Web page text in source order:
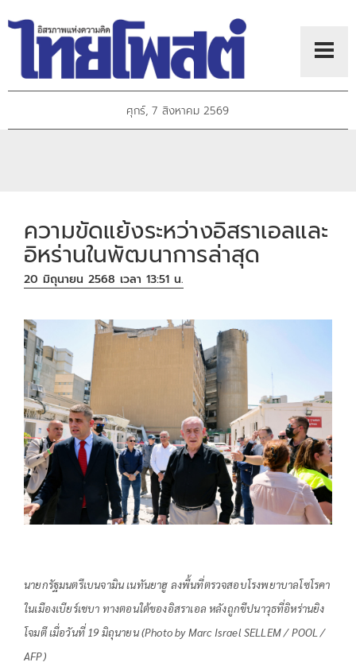
ศุกร์, 7 สิงหาคม 2569
ความขัดแย้งระหว่างอิสราเอลและ
อิหร่านในพัฒนาการล่าสุด
20 มิถุนายน 2568 เวลา 13:51 น.
นายกรัฐมนตรีเบนจามิน เนทันยาฮู ลงพื้นที่ตรวจสอบโรงพยาบาลโซโรคา
ในเมืองเบียร์เชบา ทางตอนใต้ของอิสราเอล หลังถูกขีปนาวุธที่อิหร่านยิง
โจมตี เมื่อวันที่ 19 มิถุนายน (Photo by Marc Israel SELLEM / POOL /
AFP)